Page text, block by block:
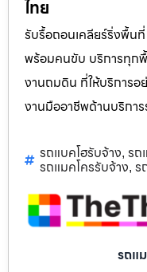
ไทย
รับรื้อถอนเคลียร์ริ่งพื้นที่
พร้อมคนขับ บริการทุกพื้
งานถมดิน ที่ให้บริการอ
งานมืออาชีพด้านบริกา
รถแบคโฮรับจ้าง, รถ
รถแมคโครรับจ้าง, ร
รถแ